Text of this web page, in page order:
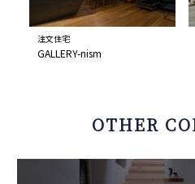
注文住宅
GALLERY-nism
OTHER